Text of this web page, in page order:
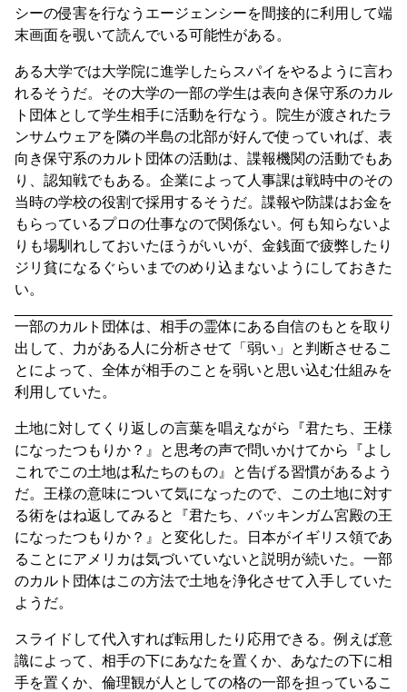
シーの侵害を行なうエージェンシーを間接的に利用して端
末画面を覗いて読んでいる可能性がある。
ある大学では大学院に進学したらスパイをやるように言わ
れるそうだ。その大学の一部の学生は表向き保守系のカル
ト団体として学生相手に活動を行なう。院生が渡されたラ
ンサムウェアを隣の半島の北部が好んで使っていれば、表
向き保守系のカルト団体の活動は、諜報機関の活動でもあ
り、認知戦でもある。企業によって人事課は戦時中のその
当時の学校の役割で採用するそうだ。諜報や防諜はお金を
もらっているプロの仕事なので関係ない。何も知らないよ
りも場馴れしておいたほうがいいが、金銭面で疲弊したり
ジリ貧になるぐらいまでのめり込まないようにしておきた
い。
一部のカルト団体は、相手の霊体にある自信のもとを取り
出して、力がある人に分析させて「弱い」と判断させるこ
とによって、全体が相手のことを弱いと思い込む仕組みを
利用していた。
土地に対してくり返しの言葉を唱えながら『君たち、王様
になったつもりか？』と思考の声で問いかけてから『よし
これでこの土地は私たちのもの』と告げる習慣があるよう
だ。王様の意味について気になったので、この土地に対す
る術をはね返してみると『君たち、バッキンガム宮殿の王
になったつもりか？』と変化した。日本がイギリス領であ
ることにアメリカは気づいていないと説明が続いた。一部
のカルト団体はこの方法で土地を浄化させて入手していた
ようだ。
スライドして代入すれば転用したり応用できる。例えば意
識によって、相手の下にあなたを置くか、あなたの下に相
手を置くか、倫理観が人としての格の一部を担っているこ